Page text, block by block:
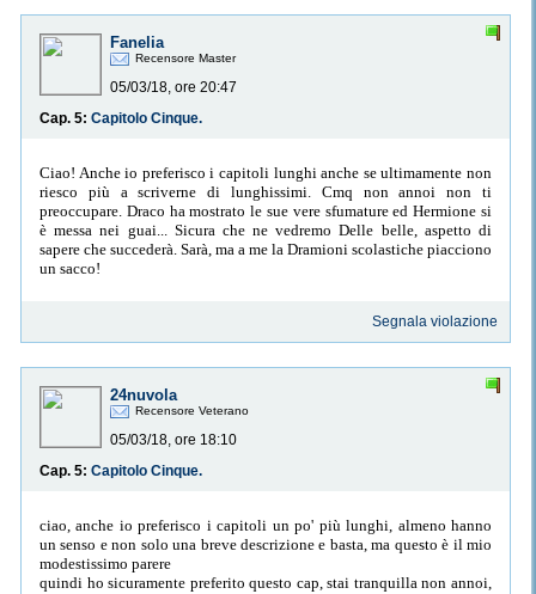
Fanelia
Recensore Master
05/03/18, ore 20:47
Cap. 5: Capitolo Cinque.
Ciao! Anche io preferisco i capitoli lunghi anche se ultimamente non
riesco più a scriverne di lunghissimi. Cmq non annoi non ti
preoccupare. Draco ha mostrato le sue vere sfumature ed Hermione si
è messa nei guai... Sicura che ne vedremo Delle belle, aspetto di
sapere che succederà. Sarà, ma a me la Dramioni scolastiche piacciono
un sacco!
Segnala violazione
24nuvola
Recensore Veterano
05/03/18, ore 18:10
Cap. 5: Capitolo Cinque.
ciao, anche io preferisco i capitoli un po' più lunghi, almeno hanno
un senso e non solo una breve descrizione e basta, ma questo è il mio
modestissimo parere
quindi ho sicuramente preferito questo cap, stai tranquilla non annoi,